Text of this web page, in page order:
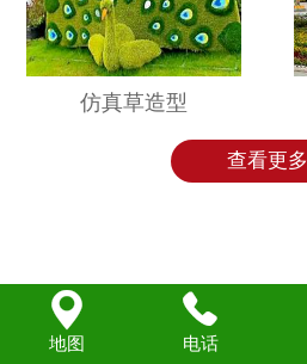
仿真草造型
查看更多

地图

电话